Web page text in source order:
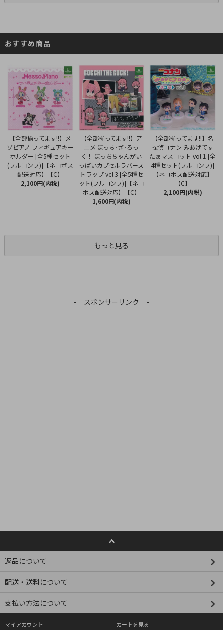
おすすめ商品
【全部揃ってます!!】メ
ゾピアノ フィギュアキー
ホルダー [全5種セット
(フルコンプ)]【ネコポス
配送対応】【C】
2,100円(内税)
【全部揃ってます!!】ア
ニメ ぼっち･ざ･ろっ
く！ ぼっちちゃんがい
っぱいカプセルラバース
トラップ vol.3 [全5種セ
ット(フルコンプ)]【ネコ
ポス配送対応】【C】
1,600円(内税)
【全部揃ってます!!】名
探偵コナン みあげてす
たぁマスコット vol.1 [全
4種セット(フルコンプ)]
【ネコポス配送対応】
【C】
2,100円(内税)
もっと見る
- スポンサーリンク -
返品について
配送・送料について
支払い方法について
マイアカウント カートを見る